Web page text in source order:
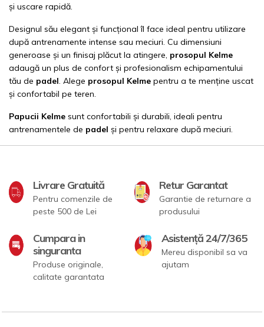
și uscare rapidă.
Designul său elegant și funcțional îl face ideal pentru utilizare
după antrenamente intense sau meciuri. Cu dimensiuni
generoase și un finisaj plăcut la atingere, prosopul Kelme
adaugă un plus de confort și profesionalism echipamentului
tău de padel. Alege prosopul Kelme pentru a te menține uscat
și confortabil pe teren.
Papucii Kelme sunt confortabili și durabili, ideali pentru
antrenamentele de padel și pentru relaxare după meciuri.
Livrare Gratuită
Pentru comenzile de
peste 500 de Lei
Retur Garantat
Garantie de returnare a
produsului
Cumpara in
singuranta
Produse originale,
calitate garantata
Asistență 24/7/365
Mereu disponibil sa va
ajutam